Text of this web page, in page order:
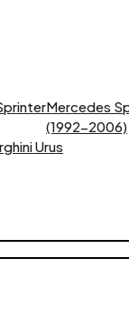
Mercedes
(1992-2006)
Urus